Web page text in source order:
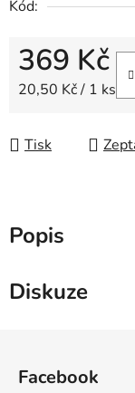
Kód:
369 Kč
Měrná cena:
20,50 Kč / 1 ks
Tisk
Popis
Diskuze
Facebook